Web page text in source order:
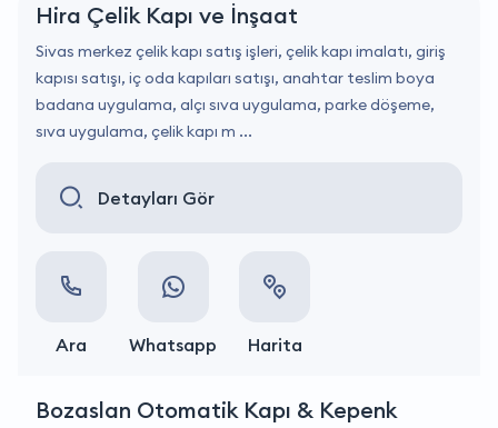
Hira Çelik Kapı ve İnşaat
Sivas merkez çelik kapı satış işleri, çelik kapı imalatı, giriş
kapısı satışı, iç oda kapıları satışı, anahtar teslim boya
badana uygulama, alçı sıva uygulama, parke döşeme,
sıva uygulama, çelik kapı m ...
Detayları Gör
Ara Whatsapp Harita
Bozaslan Otomatik Kapı & Kepenk